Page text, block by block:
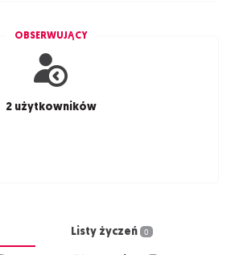
OBSERWUJĄCY
2 użytkowników
Listy życzeń 0